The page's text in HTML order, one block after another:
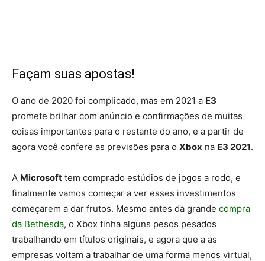
Façam suas apostas!
O ano de 2020 foi complicado, mas em 2021 a E3
promete brilhar com anúncio e confirmações de muitas
coisas importantes para o restante do ano, e a partir de
agora você confere as previsões para o Xbox na E3 2021.
A Microsoft tem comprado estúdios de jogos a rodo, e
finalmente vamos começar a ver esses investimentos
começarem a dar frutos. Mesmo antes da grande compra
da Bethesda, o Xbox tinha alguns pesos pesados
trabalhando em títulos originais, e agora que a as
empresas voltam a trabalhar de uma forma menos virtual,